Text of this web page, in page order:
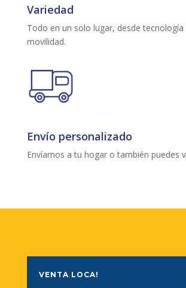
Variedad
Todo en un solo lugar, desde tecnología
movilidad.
Envío personalizado
Envíamos a tu hogar o también puedes
VENTA LOCA!